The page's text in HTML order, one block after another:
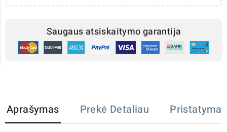
Saugaus atsiskaitymo garantija
Aprašymas Prekė Detaliau Pristatymas